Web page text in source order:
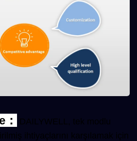
：
DAILYWELL, tek modlu
ihtiyaçlarını karşılamak için